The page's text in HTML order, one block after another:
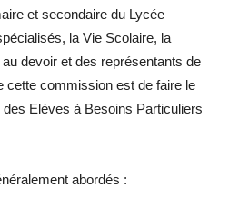
et secondaire du Lycée
la Vie Scolaire, la
au devoir et des représentants de
cette commission est de faire le
Elèves à Besoins Particuliers
abordés :